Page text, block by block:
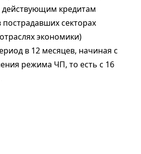
действующим кредитам
секторах
экономики)
в 12 месяцев, начиная с
режима ЧП, то есть с 16